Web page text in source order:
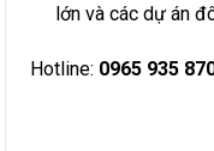
lớn và các dự án
Hotline: 0965 935